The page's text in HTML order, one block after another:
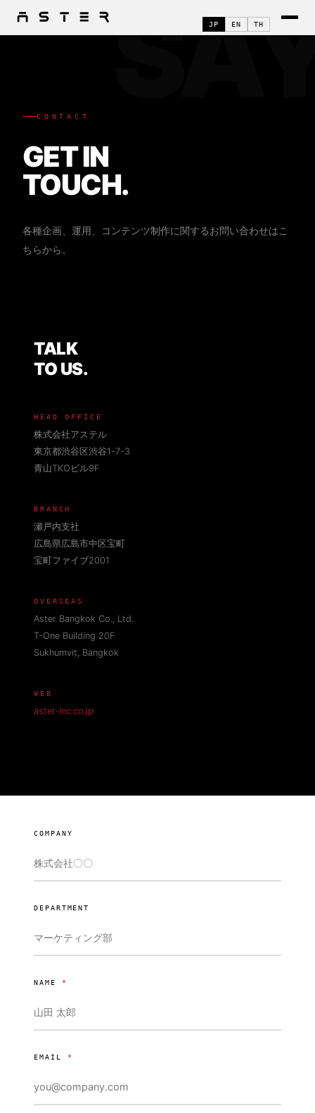
JP EN TH
CONTACT
GET IN
TOUCH.
各種企画、運用、コンテンツ制作に関するお問い合わせはこ
ちらから。
TALK
TO US.
HEAD OFFICE
株式会社アステル
東京都渋谷区渋谷1-7-3
青山TKOビル9F
BRANCH
瀬戸内支社
広島県広島市中区宝町
宝町ファイブ2001
OVERSEAS
Aster Bangkok Co., Ltd.
T-One Building 20F
Sukhumvit, Bangkok
WEB
aster-inc.co.jp
COMPANY
DEPARTMENT
NAME *
EMAIL *